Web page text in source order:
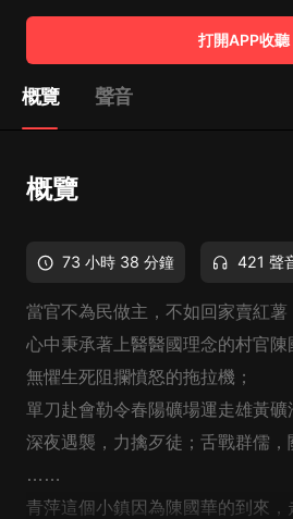
打開APP收聽
概覽 聲音
概覽
73 小時 38 分鐘 421 聲
當官不為民做主，不如回家賣紅薯
心中秉承著上醫醫國理念的村官陳
無懼生死阻攔憤怒的拖拉機；
單刀赴會勒令春陽礦場運走雄黃礦
深夜遇襲，力擒歹徒；舌戰群儒，
……
青萍這個小鎮因為陳國華的到來